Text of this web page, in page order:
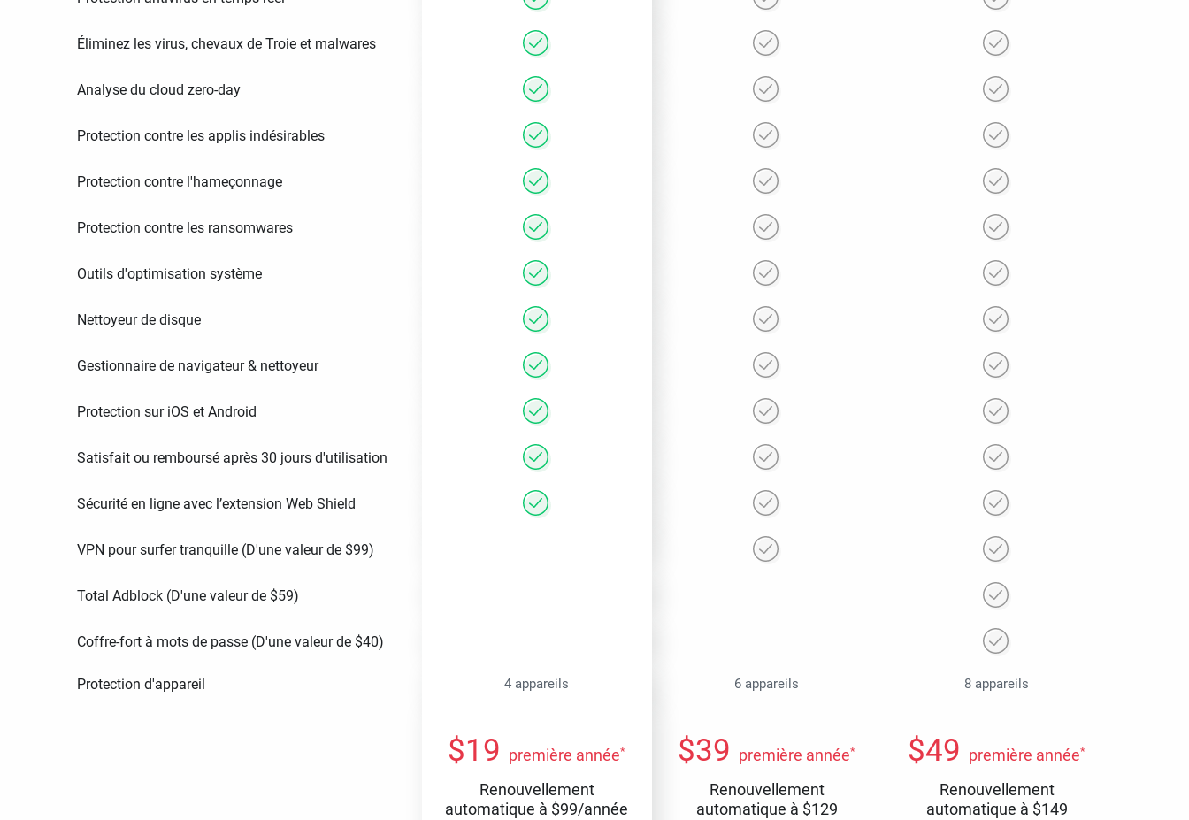
Éliminez les virus, chevaux de Troie et malwares
Analyse du cloud zero-day
Protection contre les applis indésirables
Protection contre l'hameçonnage
Protection contre les ransomwares
Outils d'optimisation système
Nettoyeur de disque
Gestionnaire de navigateur & nettoyeur
Protection sur iOS et Android
Satisfait ou remboursé après 30 jours d'utilisation
Sécurité en ligne avec l’extension Web Shield
VPN pour surfer tranquille (D'une valeur de $99)
Total Adblock (D'une valeur de $59)
Coffre-fort à mots de passe (D'une valeur de $40)
Protection d'appareil 4 appareils 6 appareils 8 appareils
$19 première année*
Renouvellement
automatique à $99/année
$39 première année*
Renouvellement
automatique à $129
$49 première année*
Renouvellement
automatique à $149